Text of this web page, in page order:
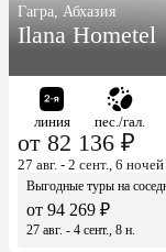
Гагра, Абхазия
Ilana Hometel
линия пес./гал.
от 82 136 ₽
27 авг. - 2 сент., 6 ночей
Выгодные туры на
от 94 269 ₽
27 авг. - 4 сент., 8 н.